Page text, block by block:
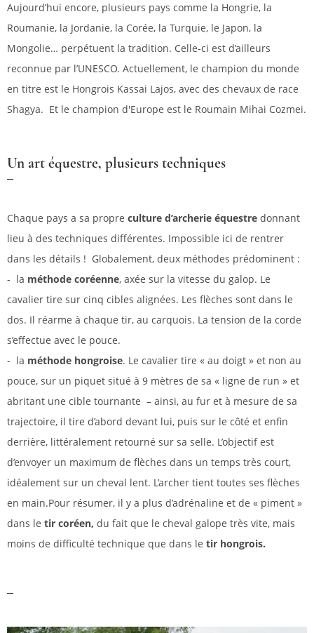
Aujourd’hui encore, plusieurs pays comme la Hongrie, la
Roumanie, la Jordanie, la Corée, la Turquie, le Japon, la
Mongolie… perpétuent la tradition. Celle-ci est d’ailleurs
reconnue par l’UNESCO. Actuellement, le champion du monde
en titre est le Hongrois Kassai Lajos, avec des chevaux de race
Shagya. Et le champion d'Europe est le Roumain Mihai Cozmei.
Un art équestre, plusieurs techniques
Chaque pays a sa propre culture d’archerie équestre donnant
lieu à des techniques différentes. Impossible ici de rentrer
dans les détails ! Globalement, deux méthodes prédominent :
- la méthode coréenne, axée sur la vitesse du galop. Le
cavalier tire sur cinq cibles alignées. Les flèches sont dans le
dos. Il réarme à chaque tir, au carquois. La tension de la corde
s’effectue avec le pouce.
- la méthode hongroise. Le cavalier tire « au doigt » et non au
pouce, sur un piquet situé à 9 mètres de sa « ligne de run » et
abritant une cible tournante – ainsi, au fur et à mesure de sa
trajectoire, il tire d’abord devant lui, puis sur le côté et enfin
derrière, littéralement retourné sur sa selle. L’objectif est
d’envoyer un maximum de flèches dans un temps très court,
idéalement sur un cheval lent. L’archer tient toutes ses flèches
en main.Pour résumer, il y a plus d’adrénaline et de « piment »
dans le tir coréen, du fait que le cheval galope très vite, mais
moins de difficulté technique que dans le tir hongrois.